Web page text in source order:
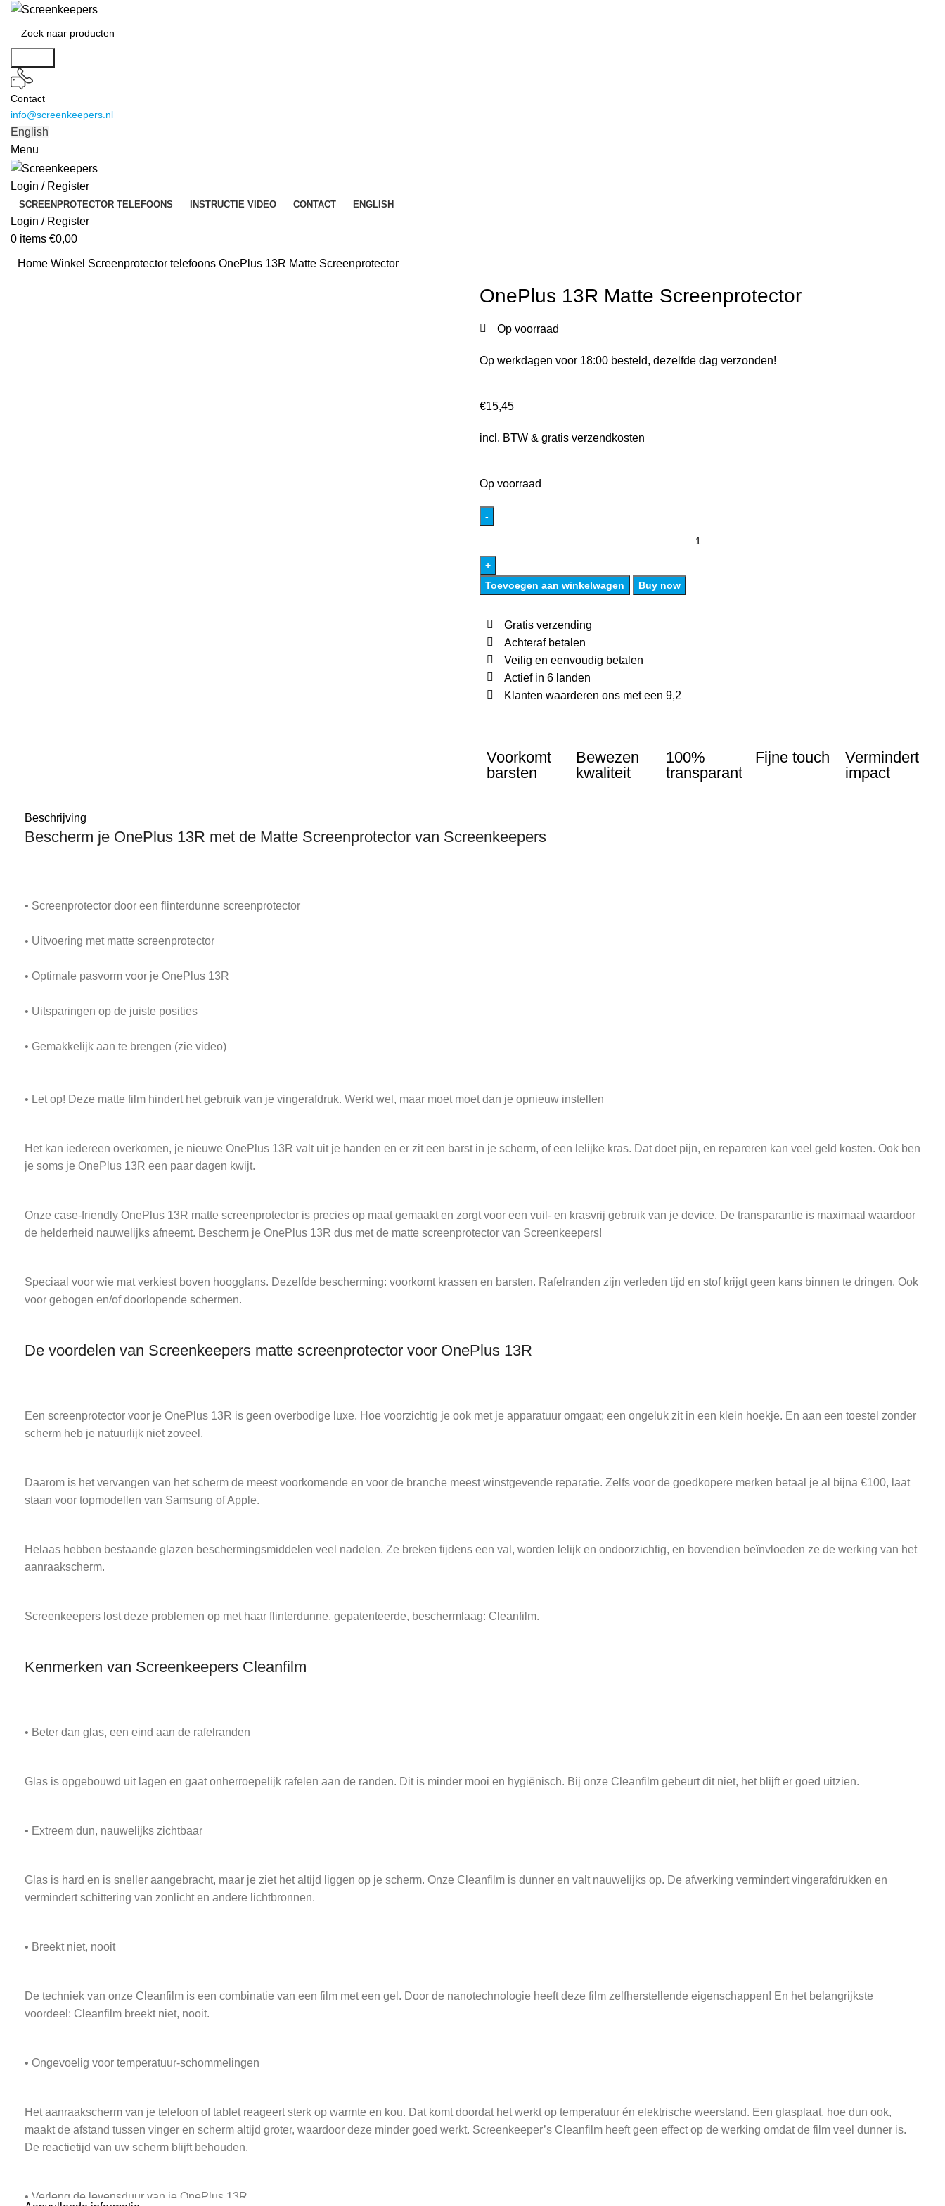
Contact
info@screenkeepers.nl
English
Menu
Login / Register
SCREENPROTECTOR TELEFOONS INSTRUCTIE VIDEO CONTACT ENGLISH
Login / Register
0 items €0,00
Home Winkel Screenprotector telefoons OnePlus 13R Matte Screenprotector
OnePlus 13R Matte Screenprotector
Op voorraad
Op werkdagen voor 18:00 besteld, dezelfde dag verzonden!
€15,45
incl. BTW & gratis verzendkosten
Op voorraad
Toevoegen aan winkelwagen Buy now
Gratis verzending
Achteraf betalen
Veilig en eenvoudig betalen
Actief in 6 landen
Klanten waarderen ons met een 9,2
Voorkomt
barsten
Bewezen
kwaliteit
100%
transparant
Fijne touch
Vermindert
impact
Beschrijving
Bescherm je OnePlus 13R met de Matte Screenprotector van Screenkeepers
• Screenprotector door een flinterdunne screenprotector
• Uitvoering met matte screenprotector
• Optimale pasvorm voor je OnePlus 13R
• Uitsparingen op de juiste posities
• Gemakkelijk aan te brengen (zie video)
• Let op! Deze matte film hindert het gebruik van je vingerafdruk. Werkt wel, maar moet moet dan je opnieuw instellen
Het kan iedereen overkomen, je nieuwe OnePlus 13R valt uit je handen en er zit een barst in je scherm, of een lelijke kras. Dat doet pijn, en repareren kan veel geld kosten. Ook ben
je soms je OnePlus 13R een paar dagen kwijt.
Onze case-friendly OnePlus 13R matte screenprotector is precies op maat gemaakt en zorgt voor een vuil- en krasvrij gebruik van je device. De transparantie is maximaal waardoor
de helderheid nauwelijks afneemt. Bescherm je OnePlus 13R dus met de matte screenprotector van Screenkeepers!
Speciaal voor wie mat verkiest boven hoogglans. Dezelfde bescherming: voorkomt krassen en barsten. Rafelranden zijn verleden tijd en stof krijgt geen kans binnen te dringen. Ook
voor gebogen en/of doorlopende schermen.
De voordelen van Screenkeepers matte screenprotector voor OnePlus 13R
Een screenprotector voor je OnePlus 13R is geen overbodige luxe. Hoe voorzichtig je ook met je apparatuur omgaat; een ongeluk zit in een klein hoekje. En aan een toestel zonder
scherm heb je natuurlijk niet zoveel.
Daarom is het vervangen van het scherm de meest voorkomende en voor de branche meest winstgevende reparatie. Zelfs voor de goedkopere merken betaal je al bijna €100, laat
staan voor topmodellen van Samsung of Apple.
Helaas hebben bestaande glazen beschermingsmiddelen veel nadelen. Ze breken tijdens een val, worden lelijk en ondoorzichtig, en bovendien beïnvloeden ze de werking van het
aanraakscherm.
Screenkeepers lost deze problemen op met haar flinterdunne, gepatenteerde, beschermlaag: Cleanfilm.
Kenmerken van Screenkeepers Cleanfilm
• Beter dan glas, een eind aan de rafelranden
Glas is opgebouwd uit lagen en gaat onherroepelijk rafelen aan de randen. Dit is minder mooi en hygiënisch. Bij onze Cleanfilm gebeurt dit niet, het blijft er goed uitzien.
• Extreem dun, nauwelijks zichtbaar
Glas is hard en is sneller aangebracht, maar je ziet het altijd liggen op je scherm. Onze Cleanfilm is dunner en valt nauwelijks op. De afwerking vermindert vingerafdrukken en
vermindert schittering van zonlicht en andere lichtbronnen.
• Breekt niet, nooit
De techniek van onze Cleanfilm is een combinatie van een film met een gel. Door de nanotechnologie heeft deze film zelfherstellende eigenschappen! En het belangrijkste
voordeel: Cleanfilm breekt niet, nooit.
• Ongevoelig voor temperatuur-schommelingen
Het aanraakscherm van je telefoon of tablet reageert sterk op warmte en kou. Dat komt doordat het werkt op temperatuur én elektrische weerstand. Een glasplaat, hoe dun ook,
maakt de afstand tussen vinger en scherm altijd groter, waardoor deze minder goed werkt. Screenkeeper’s Cleanfilm heeft geen effect op de werking omdat de film veel dunner is.
De reactietijd van uw scherm blijft behouden.
• Verleng de levensduur van je OnePlus 13R